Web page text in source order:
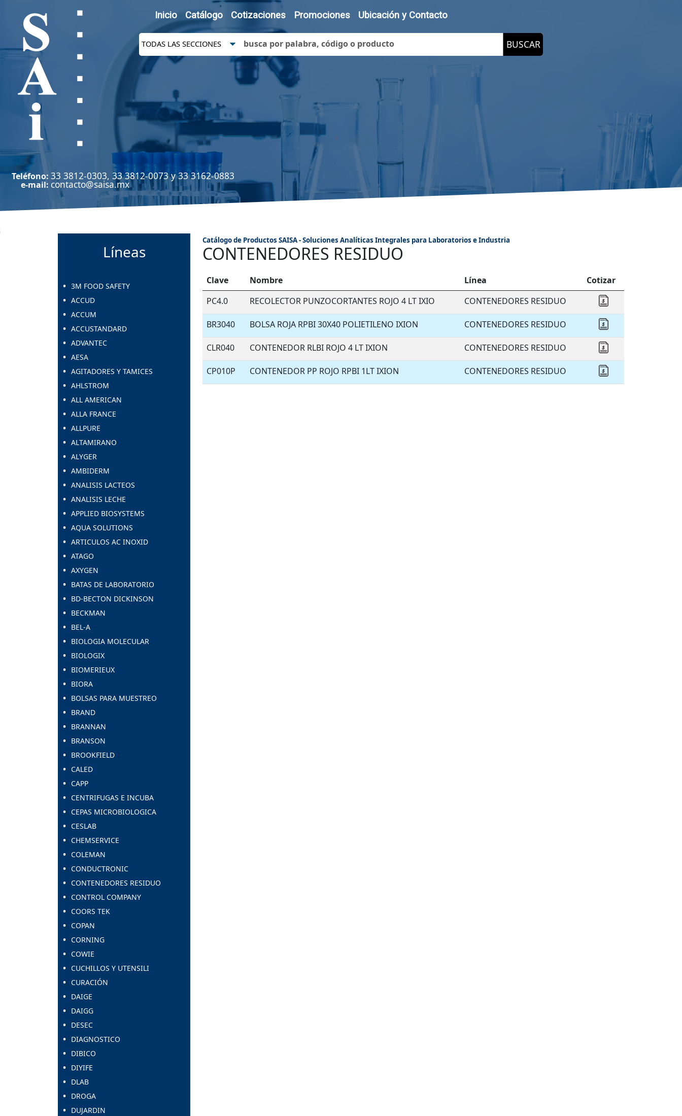
Inicio Catálogo Cotizaciones Promociones Ubicación y Contacto
Teléfono: 33 3812-0303, 33 3812-0073 y 33 3162-0883
e-mail: contacto@saisa.mx
Líneas
3M FOOD SAFETY
ACCUD
ACCUM
ACCUSTANDARD
ADVANTEC
AESA
AGITADORES Y TAMICES
AHLSTROM
ALL AMERICAN
ALLA FRANCE
ALLPURE
ALTAMIRANO
ALYGER
AMBIDERM
ANALISIS LACTEOS
ANALISIS LECHE
APPLIED BIOSYSTEMS
AQUA SOLUTIONS
ARTICULOS AC INOXID
ATAGO
AXYGEN
BATAS DE LABORATORIO
BD-BECTON DICKINSON
BECKMAN
BEL-A
BIOLOGIA MOLECULAR
BIOLOGIX
BIOMERIEUX
BIORA
BOLSAS PARA MUESTREO
BRAND
BRANNAN
BRANSON
BROOKFIELD
CALED
CAPP
CENTRIFUGAS E INCUBA
CEPAS MICROBIOLOGICA
CESLAB
CHEMSERVICE
COLEMAN
CONDUCTRONIC
CONTENEDORES RESIDUO
CONTROL COMPANY
COORS TEK
COPAN
CORNING
COWIE
CUCHILLOS Y UTENSILI
CURACIÓN
DAIGE
DAIGG
DESEC
DIAGNOSTICO
DIBICO
DIYIFE
DLAB
DROGA
DUJARDIN
Catálogo de Productos SAISA - Soluciones Analíticas Integrales para Laboratorios e Industria
CONTENEDORES RESIDUO
Clave Nombre Línea
Cotizar
PC4.0
RECOLECTOR PUNZOCORTANTES ROJO 4 LT IXIO CONTENEDORES RESIDUO Cotizar
BR3040 BOLSA ROJA RPBI 30X40 POLIETILENO IXION CONTENEDORES RESIDUO Cotizar
CLR040 CONTENEDOR RLBI ROJO 4 LT IXION CONTENEDORES RESIDUO Cotizar
CP010P CONTENEDOR PP ROJO RPBI 1LT IXION CONTENEDORES RESIDUO Cotizar